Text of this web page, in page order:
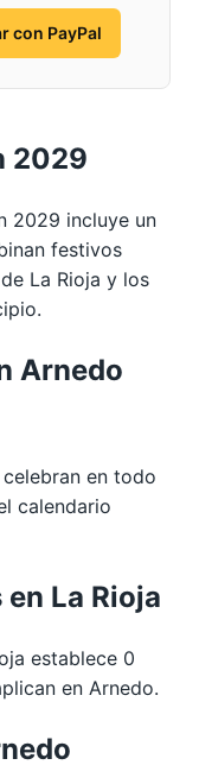
con PayPal
2029
2029 incluye un
festivos
La Rioja y los
Arnedo
en todo
calendario
La Rioja
establece 0
en Arnedo.